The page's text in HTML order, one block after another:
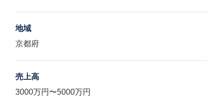
地域
京都府
売上高
3000万円〜5000万円